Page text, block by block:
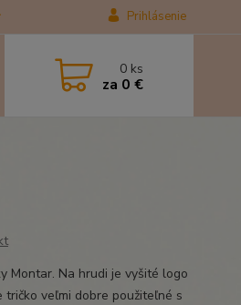
Prihlásenie
0 ks
za 0 €
Montar. Na hrudi je vyšité logo
veľmi dobre použiteľné s